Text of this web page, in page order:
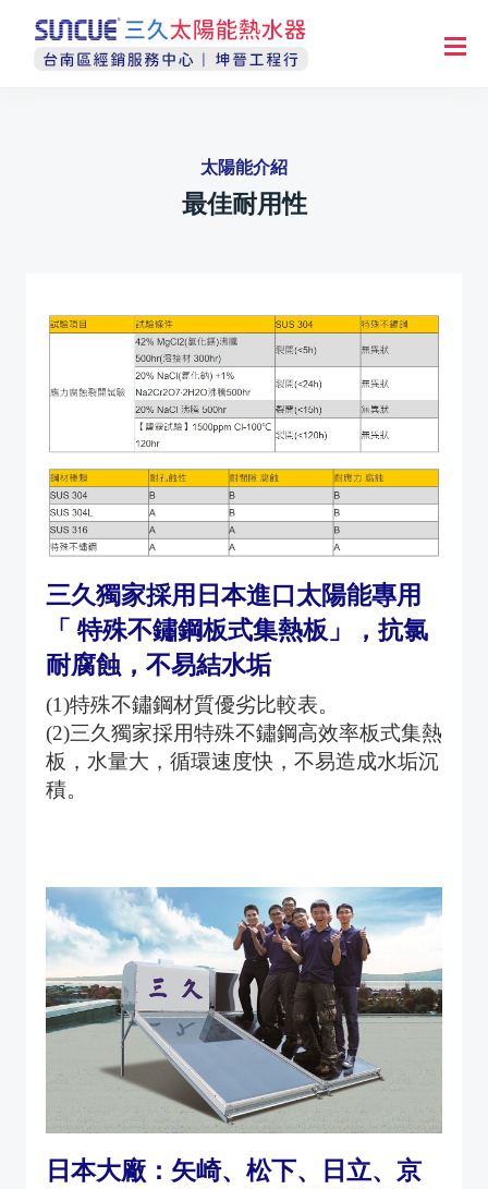
太陽能介紹
最佳耐用性
三久獨家採用日本進口太陽能專用
「 特殊不鏽鋼板式集熱板」，抗氯
耐腐蝕，不易結水垢
(1)特殊不鏽鋼材質優劣比較表。
(2)三久獨家採用特殊不鏽鋼高效率板式集熱
板，水量大，循環速度快，不易造成水垢沉
積。
日本大廠：矢崎、松下、日立、京